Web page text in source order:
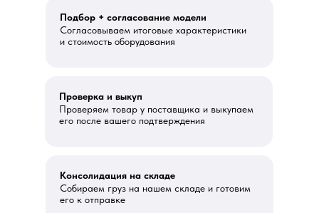
Подбор + согласование модели
Согласовываем итоговые характеристики
и стоимость оборудования
Проверка и выкуп
Проверяем товар у поставщика и выкупаем
его после вашего подтверждения
Консолидация на складе
Собираем груз на нашем складе и готовим
его к отправке